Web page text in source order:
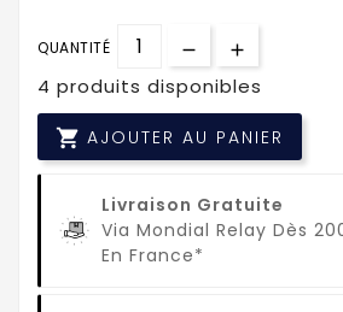
QUANTITÉ
4 produits disponibles
 AJOUTER AU PANIER
Livraison Gratuite
Via Mondial Relay Dès
En France*